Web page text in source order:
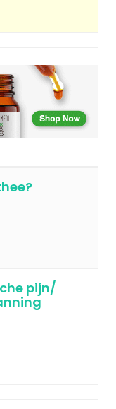
pijn/